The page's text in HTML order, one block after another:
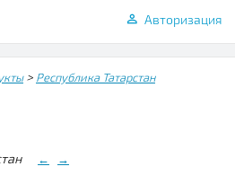
Авторизация
> Республика Татарстан
← →